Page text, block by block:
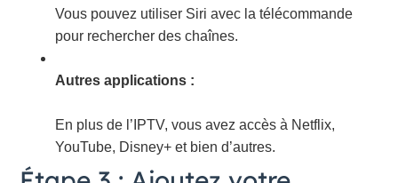
Vous pouvez utiliser Siri avec la télécommande
pour rechercher des chaînes.
Autres applications :
En plus de l’IPTV, vous avez accès à Netflix,
YouTube, Disney+ et bien d’autres.